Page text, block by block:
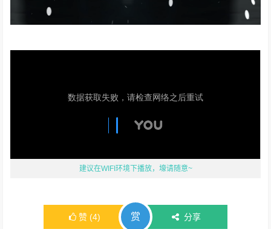
建议在WIFI环境下播放，壕请随意~
赞 (4) 赏 分享